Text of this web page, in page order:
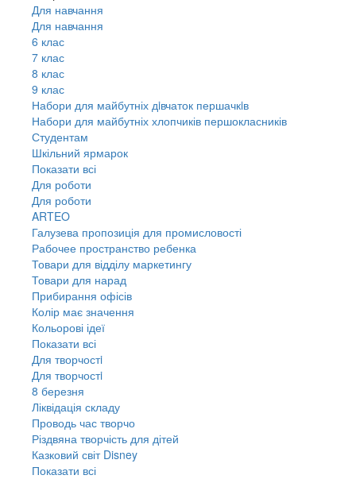
Для навчання
Для навчання
6 клас
7 клас
8 клас
9 клас
Набори для майбутніх дiвчаток першачкiв
Набори для майбутніх хлопчиків першокласників
Студентам
Шкільний ярмарок
Показати всі
Для роботи
Для роботи
ARTEO
Галузева пропозиція для промисловості
Рабочее пространство ребенка
Товари для відділу маркетингу
Товари для нарад
Прибирання офісів
Колір має значення
Кольорові ідеї
Показати всі
Для творчостi
Для творчостi
8 березня
Ліквідація складу
Проводь час творчо
Різдвяна творчість для дітей
Казковий світ Disney
Показати всі